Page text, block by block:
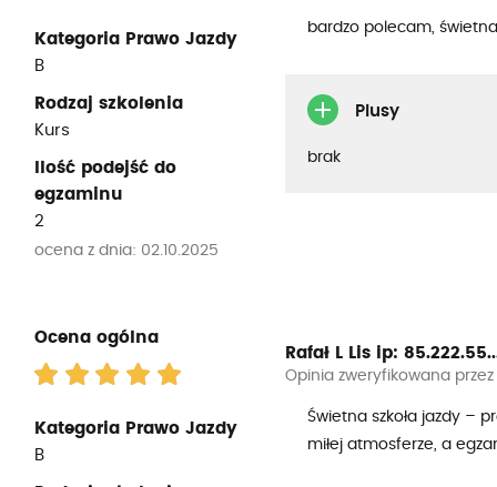
Kategoria Prawo Jazdy
B
Rodzaj szkolenia
Kurs
Ilość podejść do
egzaminu
2
ocena z dnia: 02.10.2025
bardzo polecam,
Plusy
brak
Ocena ogólna
Kategoria Prawo Jazdy
B
Rafał L Lis ip:
Opinia zweryfikowana
Świetna szkoła jazdy –
miłej atmosferze, a